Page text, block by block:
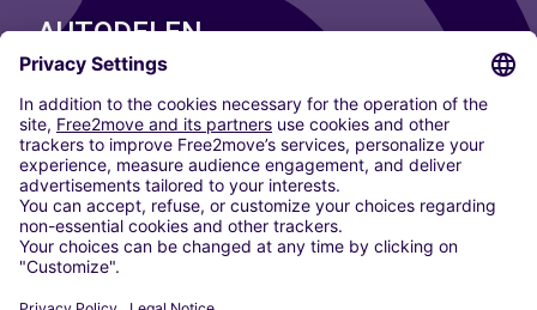
AUTODELEN
ONZE STEDEN
Paris
Madrid
Washington DC
Milaan
Rome
Turijn
Wenen
Berlijn